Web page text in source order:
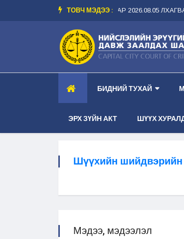
ТОВЧ МЭДЭЭ :
-- ШҮҮХ ХУРАЛДААНЫ ЗАР 2026.08.05 ЛХАГВА
БИДНИЙ ТУХАЙ
ЭРХ ЗҮЙН АКТ ШҮҮХ
Шүүхийн шийдвэрийн
Мэдээ, мэдээлэл